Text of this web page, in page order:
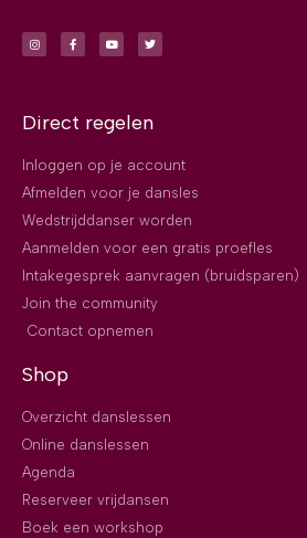
Direct regelen
Inloggen op je account
Afmelden voor je dansles
Wedstrijddanser worden
Aanmelden voor een gratis proefles
Intakegesprek aanvragen (bruidsparen)
Join the community
Contact opnemen
Shop
Overzicht danslessen
Online danslessen
Agenda
Reserveer vrijdansen
Boek een workshop